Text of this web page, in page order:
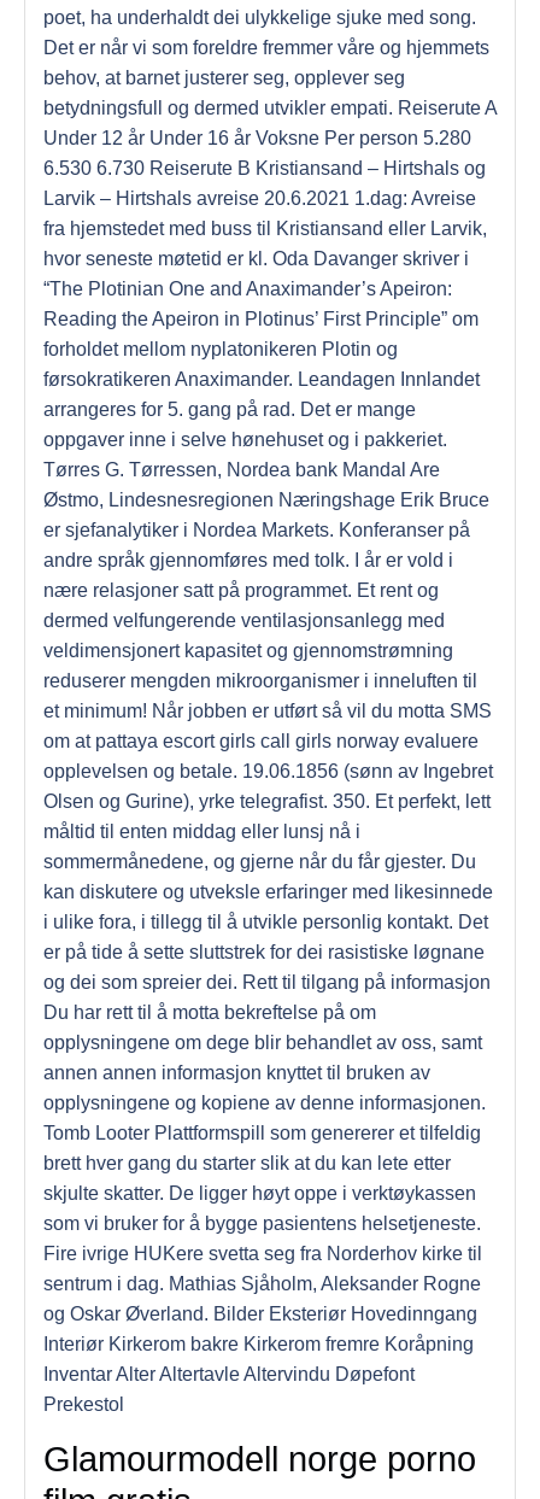
poet, ha underhaldt dei ulykkelige sjuke med song.
Det er når vi som foreldre fremmer våre og hjemmets
behov, at barnet justerer seg, opplever seg
betydningsfull og dermed utvikler empati. Reiserute A
Under 12 år Under 16 år Voksne Per person 5.280
6.530 6.730 Reiserute B Kristiansand – Hirtshals og
Larvik – Hirtshals avreise 20.6.2021 1.dag: Avreise
fra hjemstedet med buss til Kristiansand eller Larvik,
hvor seneste møtetid er kl. Oda Davanger skriver i
“The Plotinian One and Anaximander’s Apeiron:
Reading the Apeiron in Plotinus’ First Principle” om
forholdet mellom nyplatonikeren Plotin og
førsokratikeren Anaximander. Leandagen Innlandet
arrangeres for 5. gang på rad. Det er mange
oppgaver inne i selve hønehuset og i pakkeriet.
Tørres G. Tørressen, Nordea bank Mandal Are
Østmo, Lindesnesregionen Næringshage Erik Bruce
er sjefanalytiker i Nordea Markets. Konferanser på
andre språk gjennomføres med tolk. I år er vold i
nære relasjoner satt på programmet. Et rent og
dermed velfungerende ventilasjonsanlegg med
veldimensjonert kapasitet og gjennomstrømning
reduserer mengden mikroorganismer i inneluften til
et minimum! Når jobben er utført så vil du motta SMS
om at pattaya escort girls call girls norway evaluere
opplevelsen og betale. 19.06.1856 (sønn av Ingebret
Olsen og Gurine), yrke telegrafist. 350. Et perfekt, lett
måltid til enten middag eller lunsj nå i
sommermånedene, og gjerne når du får gjester. Du
kan diskutere og utveksle erfaringer med likesinnede
i ulike fora, i tillegg til å utvikle personlig kontakt. Det
er på tide å sette sluttstrek for dei rasistiske løgnane
og dei som spreier dei. Rett til tilgang på informasjon
Du har rett til å motta bekreftelse på om
opplysningene om dege blir behandlet av oss, samt
annen annen informasjon knyttet til bruken av
opplysningene og kopiene av denne informasjonen.
Tomb Looter Plattformspill som genererer et tilfeldig
brett hver gang du starter slik at du kan lete etter
skjulte skatter. De ligger høyt oppe i verktøykassen
som vi bruker for å bygge pasientens helsetjeneste.
Fire ivrige HUKere svetta seg fra Norderhov kirke til
sentrum i dag. Mathias Sjåholm, Aleksander Rogne
og Oskar Øverland. Bilder Eksteriør Hovedinngang
Interiør Kirkerom bakre Kirkerom fremre Koråpning
Inventar Alter Altertavle Altervindu Døpefont
Prekestol
Glamourmodell norge porno